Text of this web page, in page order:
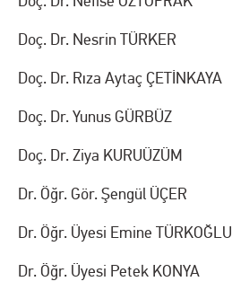
Doç. Dr. Nesrin TÜRKER
Doç. Dr. Rıza Aytaç ÇETİNKAYA
Doç. Dr. Yunus GÜRBÜZ
Doç. Dr. Ziya KURUÜZÜM
Dr. Öğr. Gör. Şengül ÜÇER
Dr. Öğr. Üyesi Emine TÜRKOĞLU
Dr. Öğr. Üyesi Petek KONYA